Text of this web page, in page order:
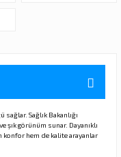
Sağlık Bakanlığı
görünüm sunar. Dayanıklı
konfor hem de kalite arayanlar